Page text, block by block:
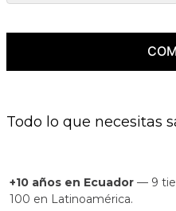
Todo lo que necesitas
+10 años en Ecuador — 9
100 en Latinoamérica.